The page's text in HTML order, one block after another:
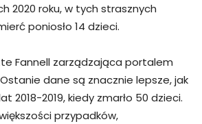
2020 roku, w tych strasznych
poniosło 14 dzieci.
Fannell zarządzająca portalem
dane są znacznie lepsze, jak
2018-2019, kiedy zmarło 50 dzieci.
przypadków,